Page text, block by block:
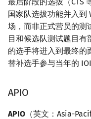
国家队选拔功能并入到
场，而非正式营员的测
目和候选队测试题目有
的选手将进入到最终的
替补选手参与当年的 IOI
APIO
APIO （英文：Asia-